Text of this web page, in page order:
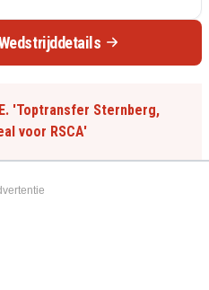
'Toptransfer Sternberg,
voor RSCA'